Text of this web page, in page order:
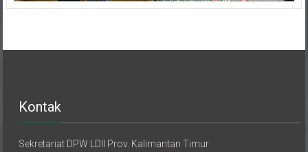
Kontak
Sekretariat DPW LDII Prov. Kalimantan Timur